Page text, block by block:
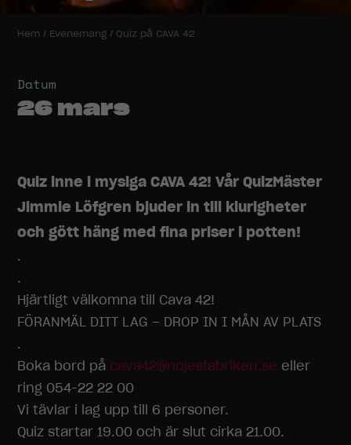
Hem / Evenemang / Quiz på CAVA 42
Datum
26 mars
Quiz inne i mysiga CAVA 42! Vår QuizMäster
Jimmie Löfgren bjuder in till klurigheter
och gött häng med fina priser i potten!
.
.
Hjärtligt välkomna till Cava 42!
FÖRANMÄL DITT LAG – DROP IN I MÅN AV PLATS
.
Boka bord på cava42@nojesfabriken.se eller
ring 054-22 22 00
Vi tävlar i lag upp till 6 personer.
Quiz startar 19.00 och är slut cirka 21.00.